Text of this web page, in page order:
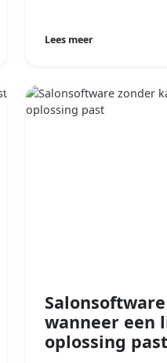
Lees meer
wanneer een
oplossing past